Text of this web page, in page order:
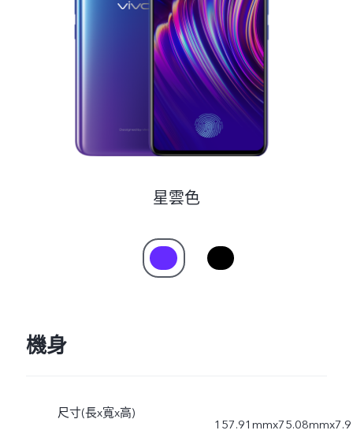
星雲色
機身
尺寸(長x寬x高)
157.91mmx75.08mmx7.9